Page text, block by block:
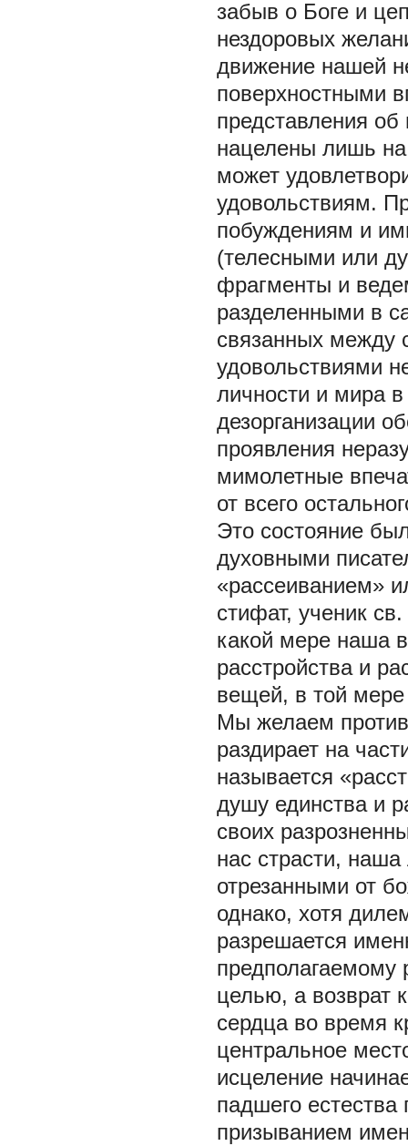
забыв о Боге и
нездоровых
движение нашей
поверхностными
представления
нацелены лишь на
может
удовольствиям.
побуждениям и
(телесными или
фрагменты и
разделенными в
связанных между
удовольствиями
личности и мира
дезорганизации
проявления
мимолетные
от всего
Это состояние
духовными
«рассеиванием»
стифат, ученик
какой мере наша
расстройства и
вещей, в той мере
Мы желаем
раздирает на
называется
душу единства и
своих
нас страсти,
отрезанными от
однако, хотя
разрешается
предполагаемому
целью, а возврат
сердца во время
центральное
исцеление
падшего
призыванием